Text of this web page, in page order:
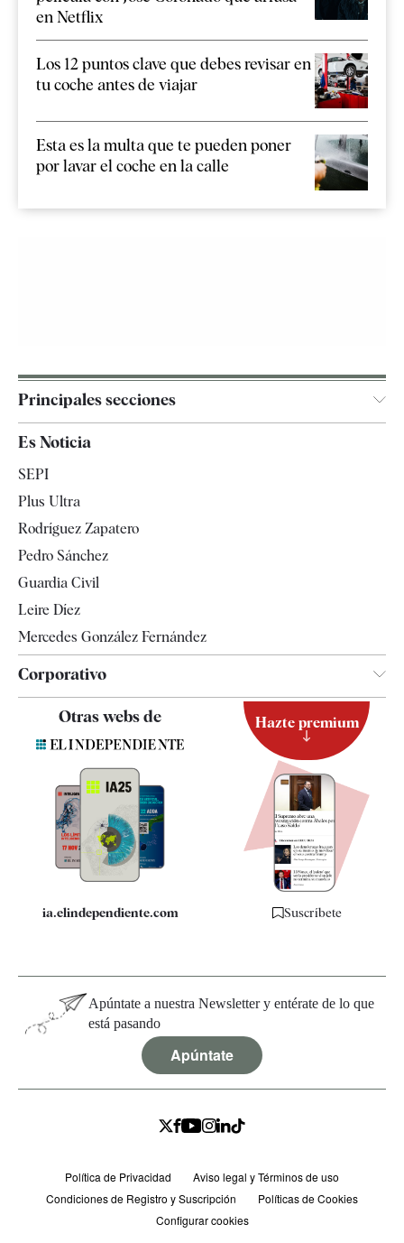
en Netflix
Los 12 puntos clave que debes revisar en
tu coche antes de viajar
Esta es la multa que te pueden poner
por lavar el coche en la calle
Principales secciones
España
Televisión
Es Noticia
SEPI
Plus Ultra
Rodríguez Zapatero
Pedro Sánchez
Guardia Civil
Leire Díez
Mercedes González Fernández
Corporativo
Contacto
Quiénes somos
Especificaciones
Otras webs de
ia.elindependiente.com
Hazte premium
Suscríbete
Apúntate a nuestra Newsletter y entérate de lo que
está pasando
Apúntate
Política de Privacidad
Aviso legal y Términos de uso
Condiciones de Registro y Suscripción
Políticas de Cookies
Configurar cookies